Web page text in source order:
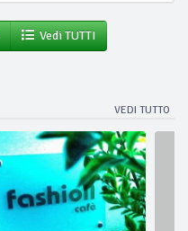
Vedi TUTTI
VEDI TUTTO